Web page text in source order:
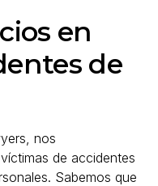
en
de
nos
de accidentes
Sabemos que